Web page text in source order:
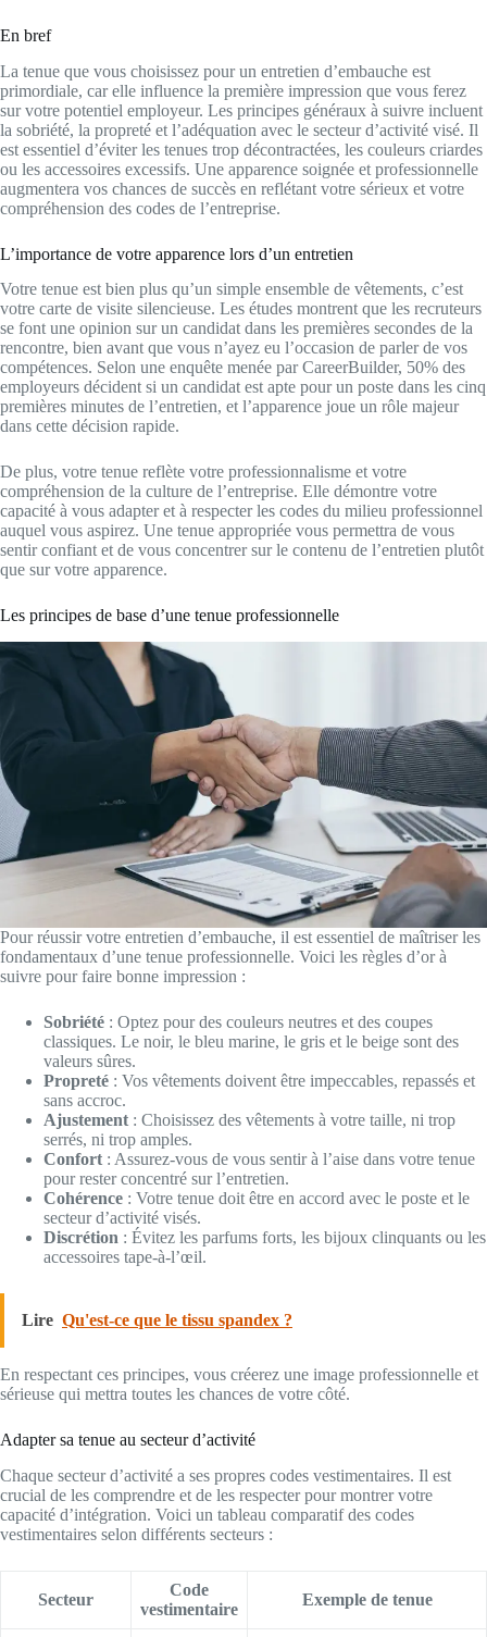
En bref
La tenue que vous choisissez pour un entretien d’embauche est
primordiale, car elle influence la première impression que vous ferez
sur votre potentiel employeur. Les principes généraux à suivre incluent
la sobriété, la propreté et l’adéquation avec le secteur d’activité visé. Il
est essentiel d’éviter les tenues trop décontractées, les couleurs criardes
ou les accessoires excessifs. Une apparence soignée et professionnelle
augmentera vos chances de succès en reflétant votre sérieux et votre
compréhension des codes de l’entreprise.
L’importance de votre apparence lors d’un entretien
Votre tenue est bien plus qu’un simple ensemble de vêtements, c’est
votre carte de visite silencieuse. Les études montrent que les recruteurs
se font une opinion sur un candidat dans les premières secondes de la
rencontre, bien avant que vous n’ayez eu l’occasion de parler de vos
compétences. Selon une enquête menée par CareerBuilder, 50% des
employeurs décident si un candidat est apte pour un poste dans les cinq
premières minutes de l’entretien, et l’apparence joue un rôle majeur
dans cette décision rapide.
De plus, votre tenue reflète votre professionnalisme et votre
compréhension de la culture de l’entreprise. Elle démontre votre
capacité à vous adapter et à respecter les codes du milieu professionnel
auquel vous aspirez. Une tenue appropriée vous permettra de vous
sentir confiant et de vous concentrer sur le contenu de l’entretien plutôt
que sur votre apparence.
Les principes de base d’une tenue professionnelle
Pour réussir votre entretien d’embauche, il est essentiel de maîtriser les
fondamentaux d’une tenue professionnelle. Voici les règles d’or à
suivre pour faire bonne impression :
Sobriété : Optez pour des couleurs neutres et des coupes
classiques. Le noir, le bleu marine, le gris et le beige sont des
valeurs sûres.
Propreté : Vos vêtements doivent être impeccables, repassés et
sans accroc.
Ajustement : Choisissez des vêtements à votre taille, ni trop
serrés, ni trop amples.
Confort : Assurez-vous de vous sentir à l’aise dans votre tenue
pour rester concentré sur l’entretien.
Cohérence : Votre tenue doit être en accord avec le poste et le
secteur d’activité visés.
Discrétion : Évitez les parfums forts, les bijoux clinquants ou les
accessoires tape-à-l’œil.
Lire Qu'est-ce que le tissu spandex ?
En respectant ces principes, vous créerez une image professionnelle et
sérieuse qui mettra toutes les chances de votre côté.
Adapter sa tenue au secteur d’activité
Chaque secteur d’activité a ses propres codes vestimentaires. Il est
crucial de les comprendre et de les respecter pour montrer votre
capacité d’intégration. Voici un tableau comparatif des codes
vestimentaires selon différents secteurs :
Secteur
Code
vestimentaire
Exemple de tenue